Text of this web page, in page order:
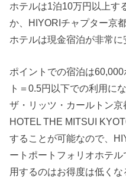
ホテルは1泊10万円以上す
か、HIYORIチャプター京
ホテルは現金宿泊が非常に
ポイントでの宿泊は
ト＝0.5円以下での利用に
ザ・リッツ・カールトン京
HOTEL THE MITSUI
することが可能なので、
ートポートフォリオホテ
用するのはお得度は低く